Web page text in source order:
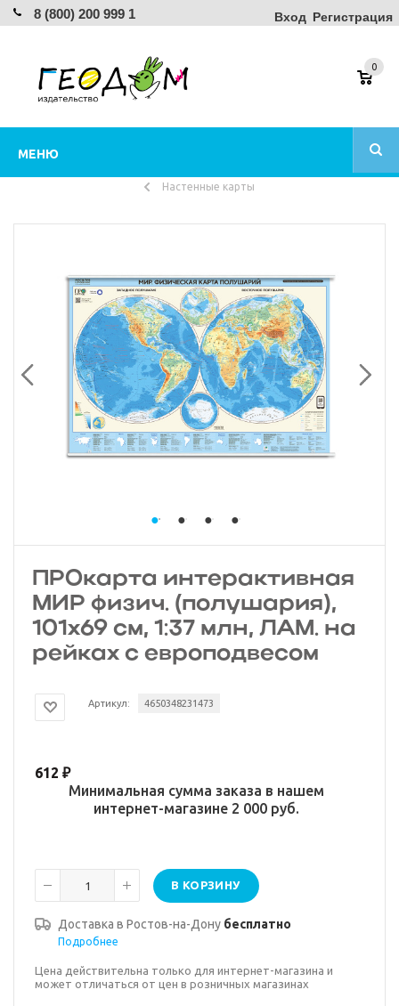
8 (800) 200 999 1 Вход Регистрация
МЕНЮ
0
Настенные карты
ПРОкарта интерактивная
МИР физич. (полушария),
101х69 см, 1:37 млн, ЛАМ. на
рейках с европодвесом
Артикул: 4650348231473
612 ₽
Минимальная сумма заказа в нашем
интернет-магазине 2 000 руб.
В КОРЗИНУ
Доставка в Ростов-на-Дону бесплатно
Подробнее
Цена действительна только для интернет-магазина и
может отличаться от цен в розничных магазинах